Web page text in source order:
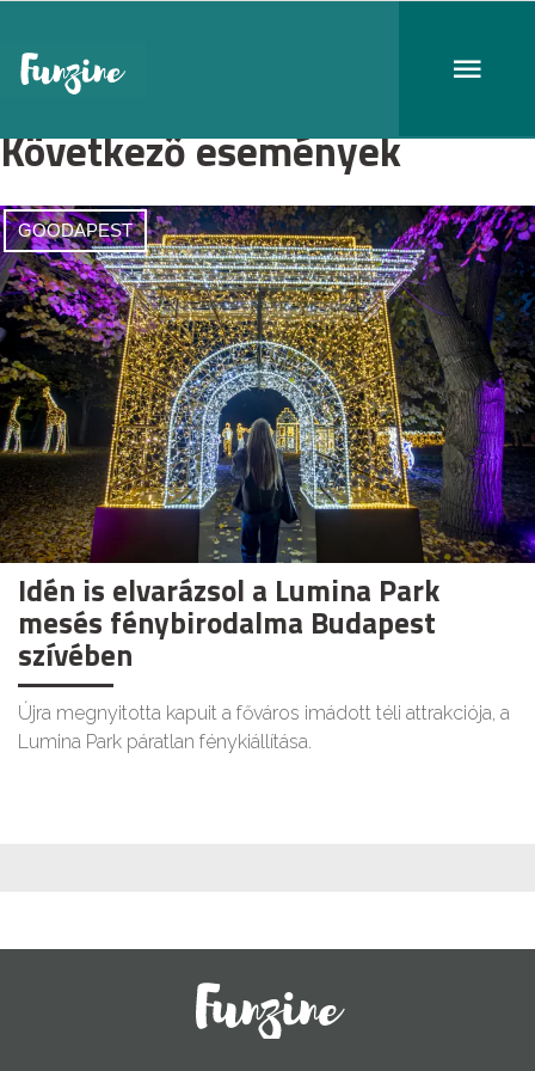
Következő események
GOODAPEST
Idén is elvarázsol a Lumina Park
mesés fénybirodalma Budapest
szívében
Újra megnyitotta kapuit a főváros imádott téli attrakciója, a
Lumina Park páratlan fénykiállítása.